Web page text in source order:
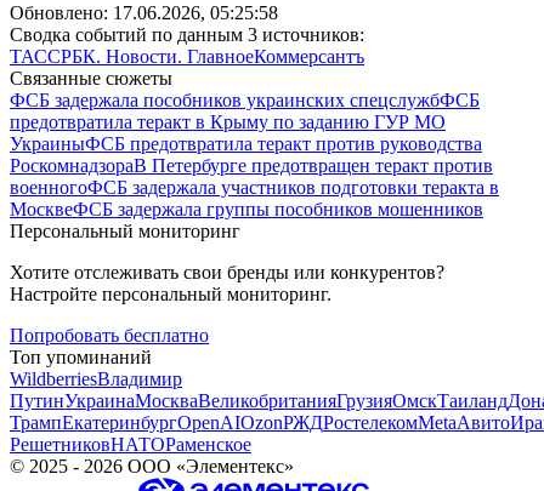
Обновлено: 17.06.2026, 05:25:58
Сводка событий по данным 3 источников:
ТАССРБК. Новости. ГлавноеКоммерсантъ
Связанные сюжеты
ФСБ задержала пособников украинских спецслужбФСБ
предотвратила теракт в Крыму по заданию ГУР МО
УкраиныФСБ предотвратила теракт против руководства
РоскомнадзораВ Петербурге предотвращен теракт против
военногоФСБ задержала участников подготовки теракта в
МосквеФСБ задержала группы пособников мошенников
Персональный мониторинг
Хотите отслеживать свои бренды или конкурентов?
Настройте персональный мониторинг.
Попробовать бесплатно
Топ упоминаний
WildberriesВладимир
ПутинУкраинаМоскваВеликобританияГрузияОмскТаиланд
ТрампЕкатеринбургOpenAIOzonРЖДРостелекомMetaАвито
РешетниковНАТОРаменское
© 2025 - 2026 ООО «Элементекс»